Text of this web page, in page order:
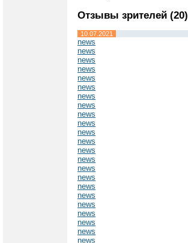
Отзывы зрителей (20)
10.07.2021
news
news
news
news
news
news
news
news
news
news
news
news
news
news
news
news
news
news
news
news
news
news
news